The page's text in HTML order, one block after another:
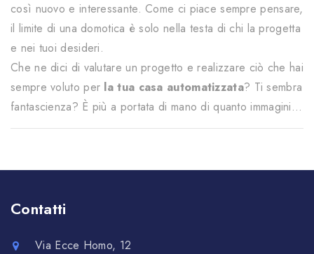
così nuovo e interessante. Come ci piace sempre pensare,
il limite di una domotica è solo nella testa di chi la progetta
e nei tuoi desideri.
Che ne dici di valutare un progetto e realizzare ciò che hai
sempre voluto per la tua casa automatizzata? Ti sembra
fantascienza? È più a portata di mano di quanto immagini…
Contatti
Via Ecce Homo, 12